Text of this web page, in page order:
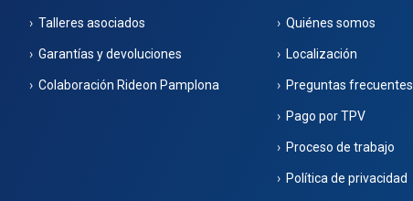
Talleres asociados
Garantías y devoluciones
Colaboración Rideon Pamplona
Quiénes somos
Localización
Preguntas frecuentes
Pago por TPV
Proceso de trabajo
Política de privacidad